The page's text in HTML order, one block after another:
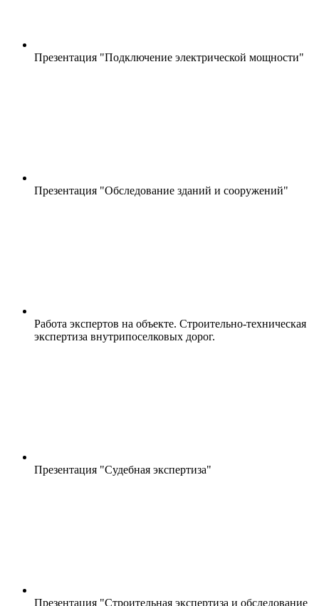
Презентация "Подключение электрической мощности"
Презентация "Обследование зданий и сооружений"
Работа экспертов на объекте. Строительно-техническая
экспертиза внутрипоселковых дорог.
Презентация "Судебная экспертиза"
Презентация "Строительная экспертиза и обследование